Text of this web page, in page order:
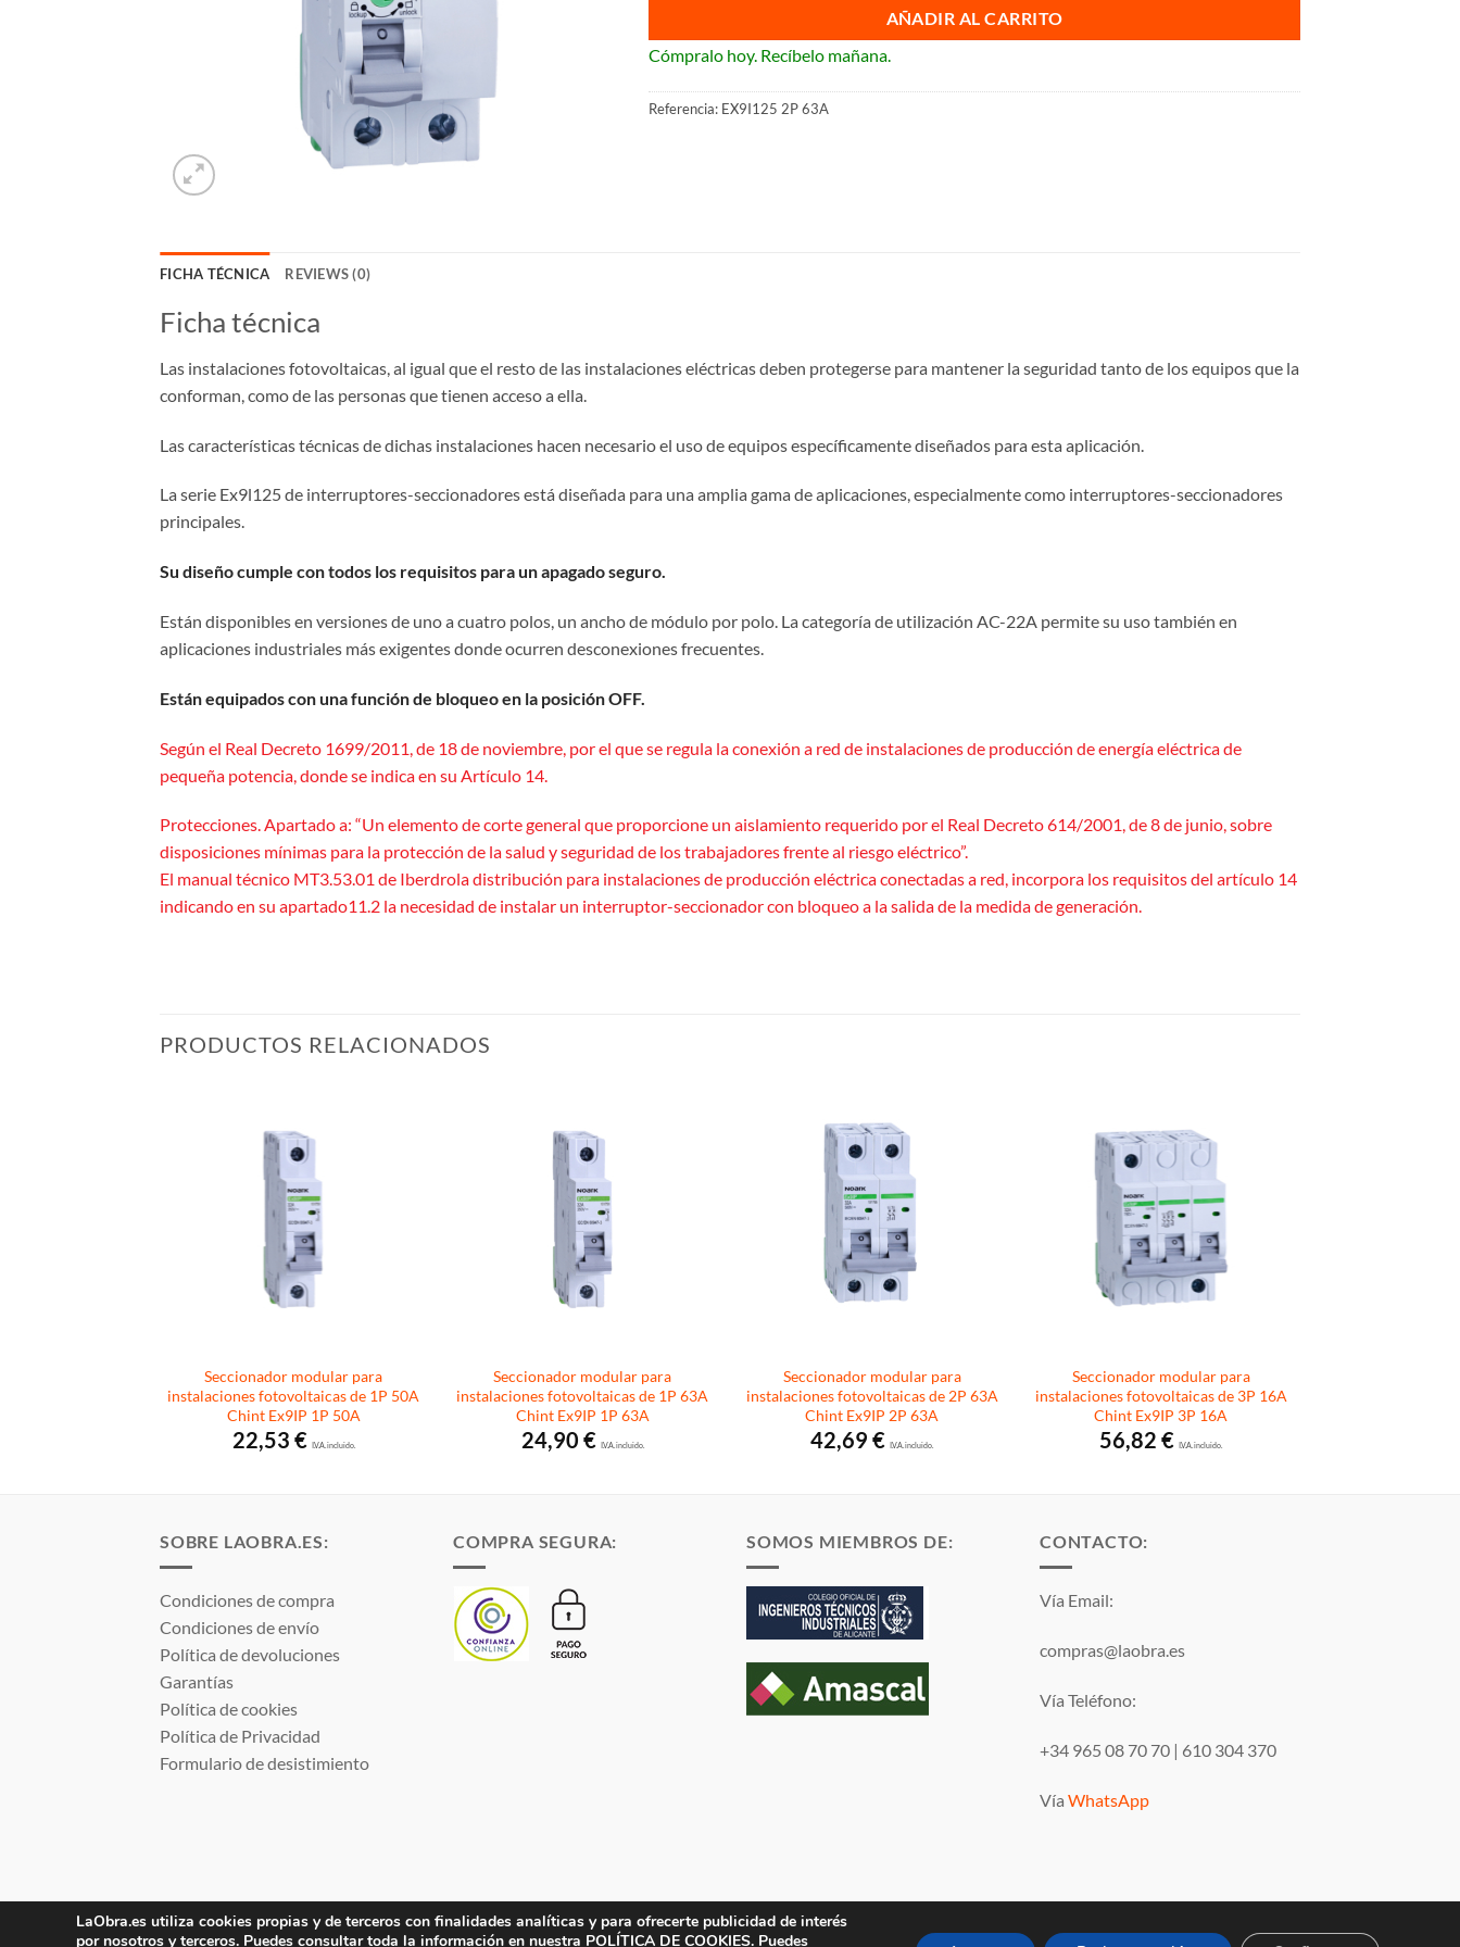
AÑADIR AL CARRITO
Cómpralo hoy. Recíbelo mañana.
Referencia: EX9I125 2P 63A
FICHA TÉCNICA REVIEWS (0)
Ficha técnica
Las instalaciones fotovoltaicas, al igual que el resto de las instalaciones eléctricas deben protegerse para mantener la seguridad tanto de los equipos que la
conforman, como de las personas que tienen acceso a ella.
Las características técnicas de dichas instalaciones hacen necesario el uso de equipos específicamente diseñados para esta aplicación.
La serie Ex9l125 de interruptores-seccionadores está diseñada para una amplia gama de aplicaciones, especialmente como interruptores-seccionadores
principales.
Su diseño cumple con todos los requisitos para un apagado seguro.
Están disponibles en versiones de uno a cuatro polos, un ancho de módulo por polo. La categoría de utilización AC-22A permite su uso también en
aplicaciones industriales más exigentes donde ocurren desconexiones frecuentes.
Están equipados con una función de bloqueo en la posición OFF.
Según el Real Decreto 1699/2011, de 18 de noviembre, por el que se regula la conexión a red de instalaciones de producción de energía eléctrica de
pequeña potencia, donde se indica en su Artículo 14.
Protecciones. Apartado a: “Un elemento de corte general que proporcione un aislamiento requerido por el Real Decreto 614/2001, de 8 de junio, sobre
disposiciones mínimas para la protección de la salud y seguridad de los trabajadores frente al riesgo eléctrico”.
El manual técnico MT3.53.01 de Iberdrola distribución para instalaciones de producción eléctrica conectadas a red, incorpora los requisitos del artículo 14
indicando en su apartado11.2 la necesidad de instalar un interruptor-seccionador con bloqueo a la salida de la medida de generación.
PRODUCTOS RELACIONADOS
Seccionador modular para
instalaciones fotovoltaicas de 1P 50A
Chint Ex9IP 1P 50A
22,53 €I.V.A. incluido.
Seccionador modular para
instalaciones fotovoltaicas de 1P 63A
Chint Ex9IP 1P 63A
24,90 €I.V.A. incluido.
Seccionador modular para
instalaciones fotovoltaicas de 2P 63A
Chint Ex9IP 2P 63A
42,69€ I.V.A. incluido.
Seccionador modular para
instalaciones fotovoltaicas de 3P 16A
Chint Ex9IP 3P 16A
56,82€ I.V.A. incluido.
SOBRE LAOBRA.ES:
Condiciones de compra
Condiciones de envío
Política de devoluciones
Garantías
Política de cookies
Política de Privacidad
Formulario de desistimiento
COMPRA SEGURA: SOMOS MIEMBROS DE: CONTACTO:
Vía Email:
compras@laobra.es
Vía Teléfono:
+34 965 08 70 70 | 610 304 370
Vía WhatsApp
Visa PayPal MasterCard
Electro JJ San Juan, S.L. | B53077459 | Inscrita en el Registro Mercantil de Alicante Tomo 1869. Folio 132 Hoja A-35683.
LaObra.es utiliza cookies propias y de terceros con finalidades analíticas y para ofrecerte publicidad de interés
por nosotros y terceros. Puedes consultar toda la información en nuestra POLÍTICA DE COOKIES. Puedes